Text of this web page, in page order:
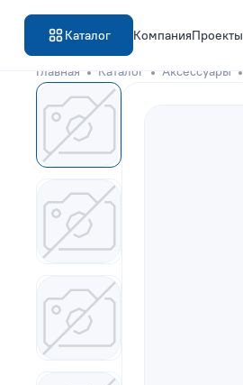
Каталог КомпанияПроекты
Главная Каталог Аксессуары